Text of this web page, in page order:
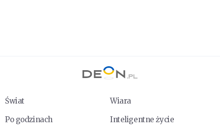
Świat
Wiara
Po godzinach
Inteligentne życie